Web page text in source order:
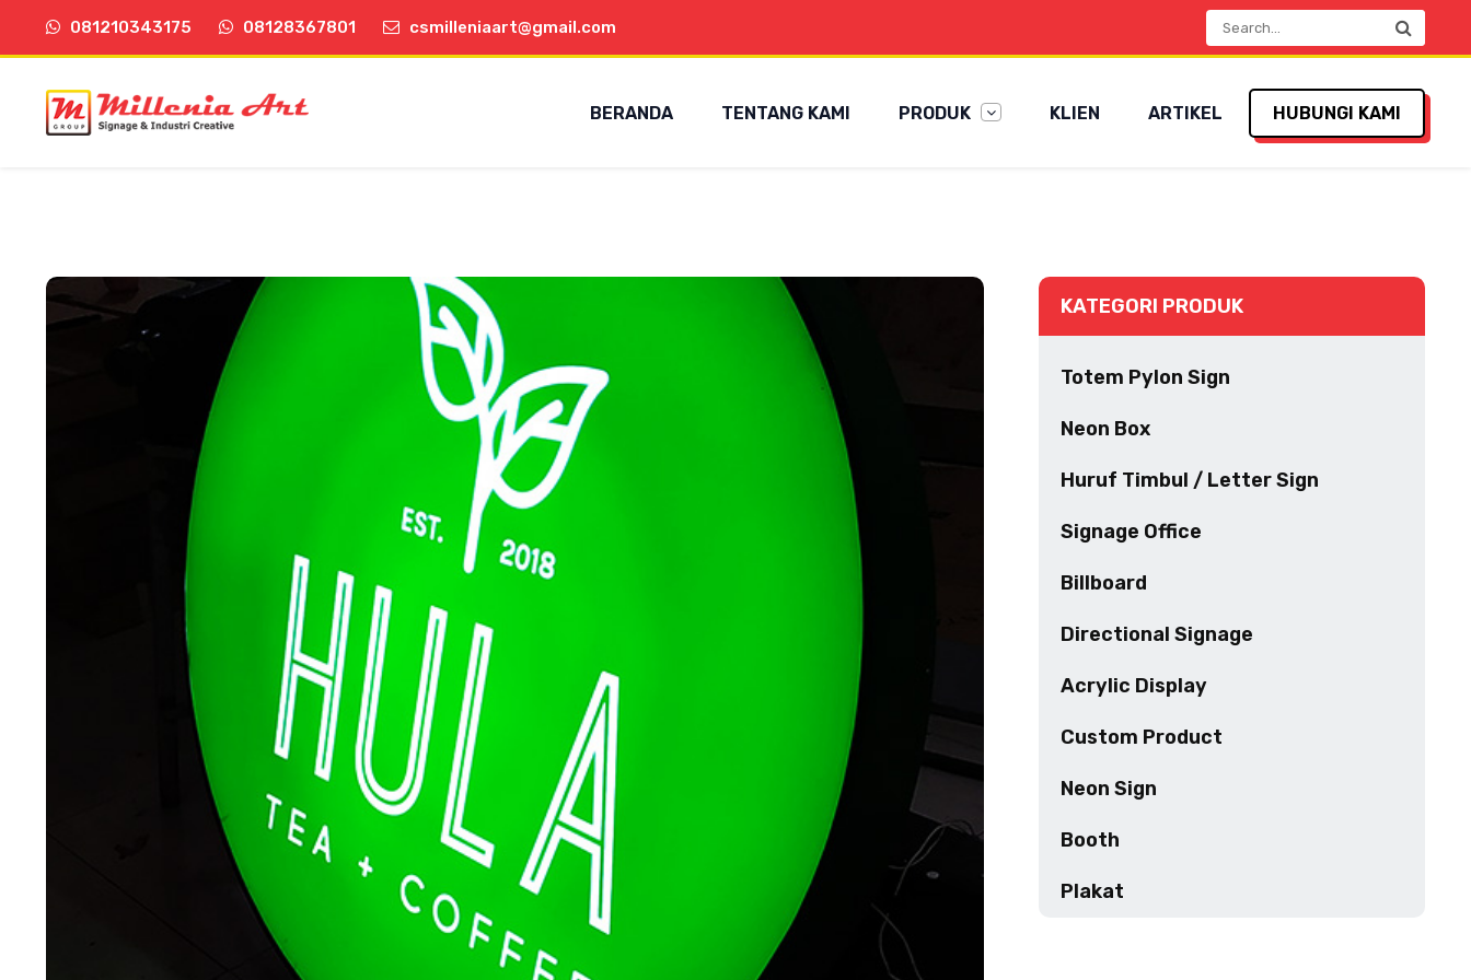
081210343175 08128367801 csmilleniaart@gmail.com
BERANDA TENTANG KAMI PRODUK KLIEN ARTIKEL HUBUNGI KAMI
KATEGORI PRODUK
Totem Pylon Sign
Neon Box
Huruf Timbul / Letter Sign
Signage Office
Billboard
Directional Signage
Acrylic Display
Custom Product
Neon Sign
Booth
Plakat